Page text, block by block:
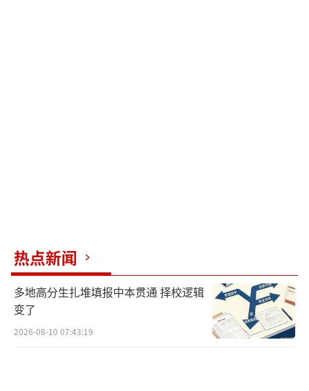
热点新闻
多地高分生扎堆填报中本贯通 择校逻辑
变了
2026-08-10 07:43:19